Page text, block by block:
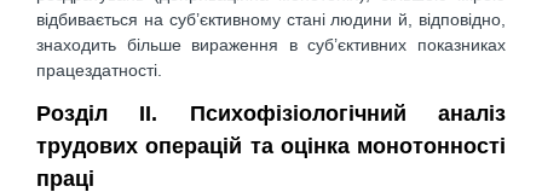
відбивається на суб’єктивному стані людини й, відповідно,
знаходить більше вираження в суб’єктивних показниках
працездатності.
Розділ II. Психофізіологічний аналіз
трудових операцій та оцінка монотонності
праці